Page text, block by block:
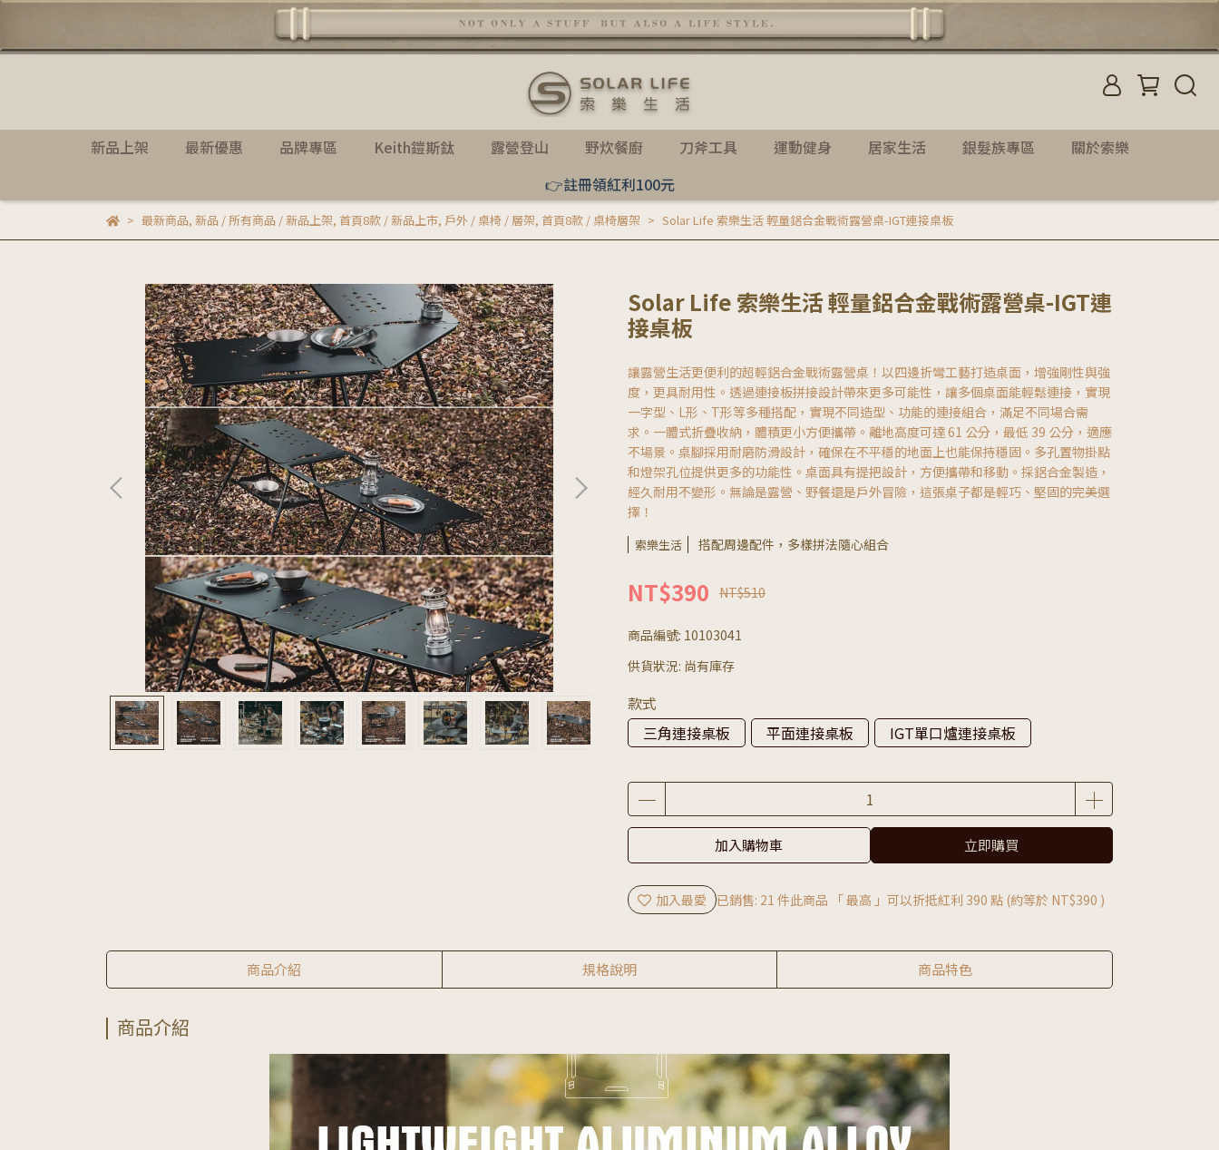
新品上架 最新優惠 品牌專區 Keith鎧斯鈦 露營登山 野炊餐廚 刀斧工具 運動健身 居家生活 銀髮族專區
關於索樂
👉註冊領紅利100元
最新商品, 新品 / 所有商品 / 新品上架, 首頁8款 / 新品上市, 戶外 / 桌椅 / 層架, 首頁8款 / 桌椅層架 Solar Life 索樂生活 輕量鋁合金戰術露營桌-IGT連接桌板
Solar Life 索樂生活 輕量鋁合金戰術露營桌-IGT連
接桌板
讓露營生活更便利的超輕鋁合金戰術露營桌！以四邊折彎工藝打造桌面，增強剛性與強
度，更具耐用性。透過連接板拼接設計帶來更多可能性，讓多個桌面能輕鬆連接，實現
一字型、L形、T形等多種搭配，實現不同造型、功能的連接組合，滿足不同場合需
求。一體式折疊收納，體積更小方便攜帶。離地高度可達 61 公分，最低 39 公分，適應
不場景。桌腳採用耐磨防滑設計，確保在不平穩的地面上也能保持穩固。多孔置物掛點
和燈架孔位提供更多的功能性。桌面具有提把設計，方便攜帶和移動。採鋁合金製造，
經久耐用不變形。無論是露營、野餐還是戶外冒險，這張桌子都是輕巧、堅固的完美選
擇！
索樂生活 搭配周邊配件，多樣拼法隨心組合
NT$390 NT$510
商品編號: 10103041
供貨狀況: 尚有庫存
款式
三角連接桌板
平面連接桌板 IGT單口爐連接桌板
加入購物車 立即購買
加入最愛 已銷售: 21 件此商品 「 最高 」可以折抵紅利 390 點 (約等於 NT$390 )
商品介紹 規格說明 商品特色
商品介紹